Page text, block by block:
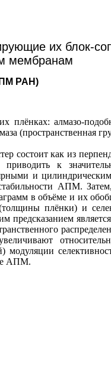
их блок-
мембранам
РАН)
плёнках: алмазо-
(пространственная
состоит как из
к
и
АПМ.
в объёме и их
плёнки) и
модуляции
АПМ.